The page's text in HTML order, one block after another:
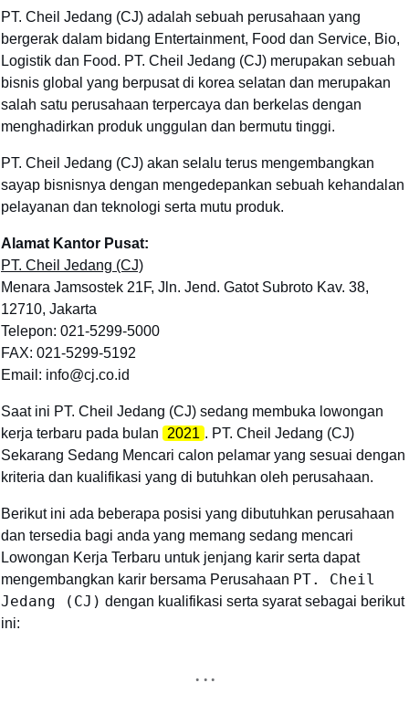
PT. Cheil Jedang (CJ) adalah sebuah perusahaan yang
bergerak dalam bidang Entertainment, Food dan Service, Bio,
Logistik dan Food. PT. Cheil Jedang (CJ) merupakan sebuah
bisnis global yang berpusat di korea selatan dan merupakan
salah satu perusahaan terpercaya dan berkelas dengan
menghadirkan produk unggulan dan bermutu tinggi.
PT. Cheil Jedang (CJ) akan selalu terus mengembangkan
sayap bisnisnya dengan mengedepankan sebuah kehandalan
pelayanan dan teknologi serta mutu produk.
Alamat Kantor Pusat:
PT. Cheil Jedang (CJ)
Menara Jamsostek 21F, Jln. Jend. Gatot Subroto Kav. 38,
12710, Jakarta
Telepon: 021-5299-5000
FAX: 021-5299-5192
Email: info@cj.co.id
Saat ini PT. Cheil Jedang (CJ) sedang membuka lowongan
kerja terbaru pada bulan
2021 . PT. Cheil Jedang (CJ)
Sekarang Sedang Mencari calon pelamar yang sesuai dengan
kriteria dan kualifikasi yang di butuhkan oleh perusahaan.
Berikut ini ada beberapa posisi yang dibutuhkan perusahaan
dan tersedia bagi anda yang memang sedang mencari
Lowongan Kerja Terbaru untuk jenjang karir serta dapat
mengembangkan karir bersama Perusahaan PT. Cheil
Jedang (CJ) dengan kualifikasi serta syarat sebagai berikut
ini: